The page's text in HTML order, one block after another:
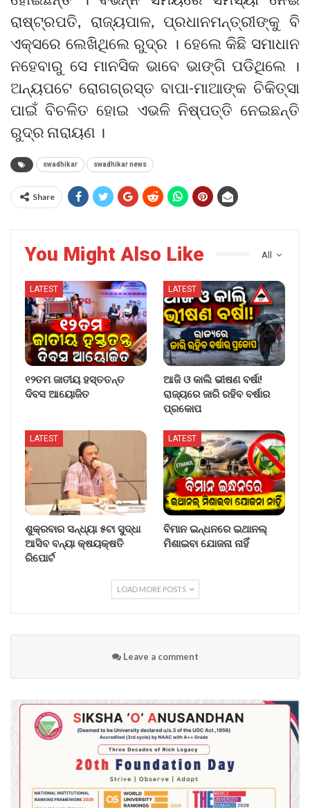
ରାଷ୍ଟ୍ରପତି, ରାଜ୍ୟପାଳ, ପ୍ରଧାନମନ୍ତ୍ରୀଙ୍କୁ ବି
ଏକ୍ସରେ ଲେଖିଥିଲେ ରୁଦ୍ର । ହେଲେ କିଛି ସମାଧାନ
ନହେବାରୁ ସେ ମାନସିକ ଭାବେ ଭାଙ୍ଗି ପଡିଥିଲେ ।
ଅନ୍ୟପଟେ ରୋଗଗ୍ରସ୍ତ ବାପା-ମାଆଙ୍କ ଚିକିତ୍ସା
ପାଇଁ ବିଚଳିତ ହୋଇ ଏଭଳି ନିଷ୍ପତ୍ତି ନେଇଛନ୍ତି
ରୁଦ୍ର ନାରାୟଣ ।
swadhikar swadhikar news
Share
All
You Might Also Like
LATEST
୧୨ତମ ଜାତୀୟ ହସ୍ତତନ୍ତ
ଦିବସ ଆୟୋଜିତ
LATEST
ଆଜି ଓ କାଲି ଭୀଷଣ ବର୍ଷା!
ରାଜ୍ୟରେ ଜାରି ରହିବ ବର୍ଷାର
ପ୍ରକୋପ
LATEST
ଶୁକ୍ରବାର ସନ୍ଧ୍ୟା ୫ଟା ସୁଦ୍ଧା
ଆସିବ ବନ୍ୟା କ୍ଷୟକ୍ଷତି
ରିପୋର୍ଟ
LATEST
ବିମାନ ଇନ୍ଧନରେ ଇଥାନଲ୍
ମିଶାଇବା ଯୋଜନା ନାହିଁ
LOAD MORE POSTS
Leave a comment